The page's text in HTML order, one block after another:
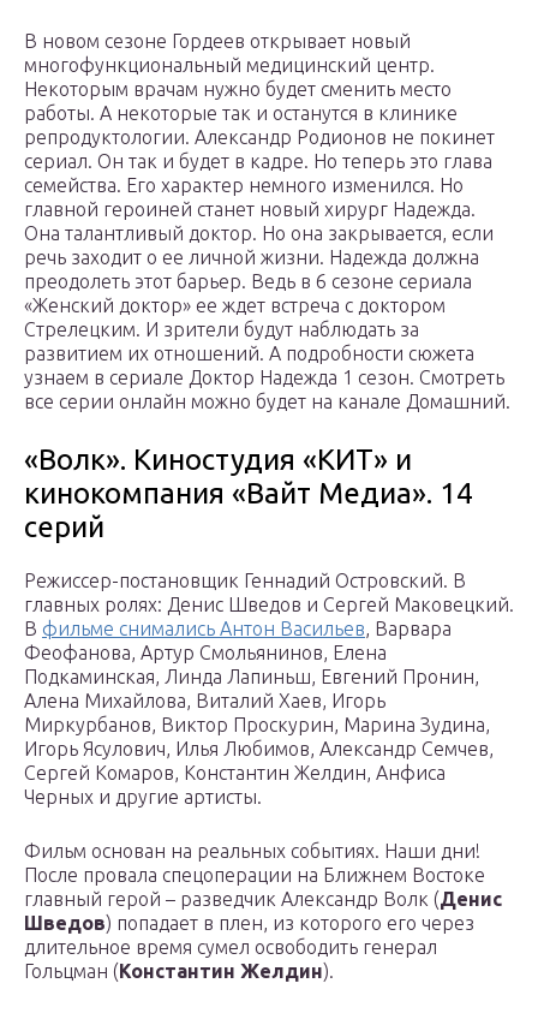
В новом сезоне Гордеев открывает новый
многофункциональный медицинский центр.
Некоторым врачам нужно будет сменить место
работы. А некоторые так и останутся в клинике
репродуктологии. Александр Родионов не покинет
сериал. Он так и будет в кадре. Но теперь это глава
семейства. Его характер немного изменился. Но
главной героиней станет новый хирург Надежда.
Она талантливый доктор. Но она закрывается, если
речь заходит о ее личной жизни. Надежда должна
преодолеть этот барьер. Ведь в 6 сезоне сериала
«Женский доктор» ее ждет встреча с доктором
Стрелецким. И зрители будут наблюдать за
развитием их отношений. А подробности сюжета
узнаем в сериале Доктор Надежда 1 сезон. Смотреть
все серии онлайн можно будет на канале Домашний.
«Волк». Киностудия «КИТ» и
кинокомпания «Вайт Медиа». 14
серий
Режиссер-постановщик Геннадий Островский. В
главных ролях: Денис Шведов и Сергей Маковецкий.
В фильме снимались Антон Васильев, Варвара
Феофанова, Артур Смольянинов, Елена
Подкаминская, Линда Лапиньш, Евгений Пронин,
Алена Михайлова, Виталий Хаев, Игорь
Миркурбанов, Виктор Проскурин, Марина Зудина,
Игорь Ясулович, Илья Любимов, Александр Семчев,
Сергей Комаров, Константин Желдин, Анфиса
Черных и другие артисты.
Фильм основан на реальных событиях. Наши дни!
После провала спецоперации на Ближнем Востоке
главный герой – разведчик Александр Волк (Денис
Шведов) попадает в плен, из которого его через
длительное время сумел освободить генерал
Гольцман (Константин Желдин).